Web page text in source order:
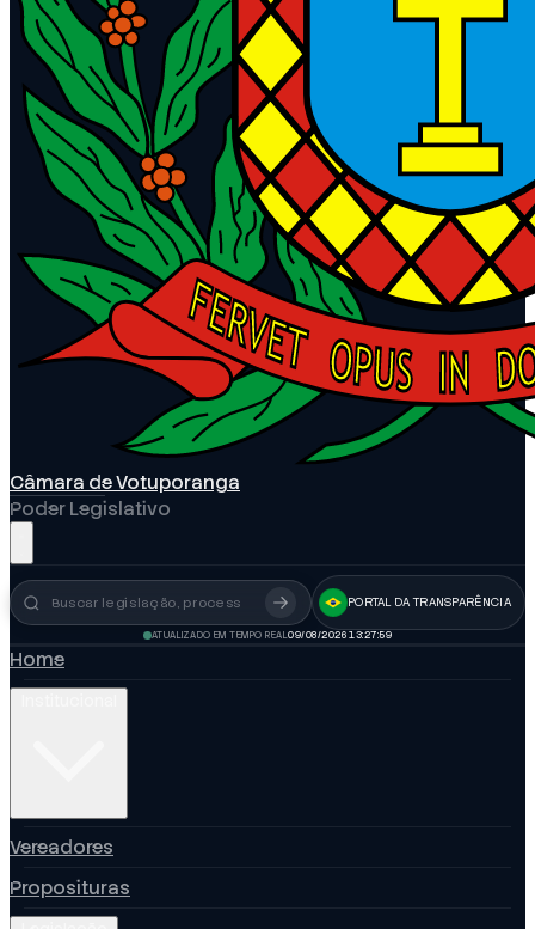
Câmara de Votuporanga
Poder Legislativo
Busca no portal PORTAL DA TRANSPARÊNCIA
ATUALIZADO EM TEMPO REAL09/08/2026 13:27:59
Home
Vereadores
Proposituras